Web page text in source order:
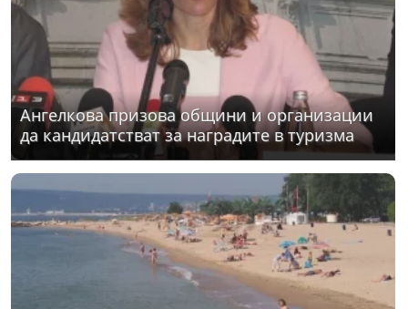
Ангелкова призова общини и организации
да кандидатстват за наградите в туризма